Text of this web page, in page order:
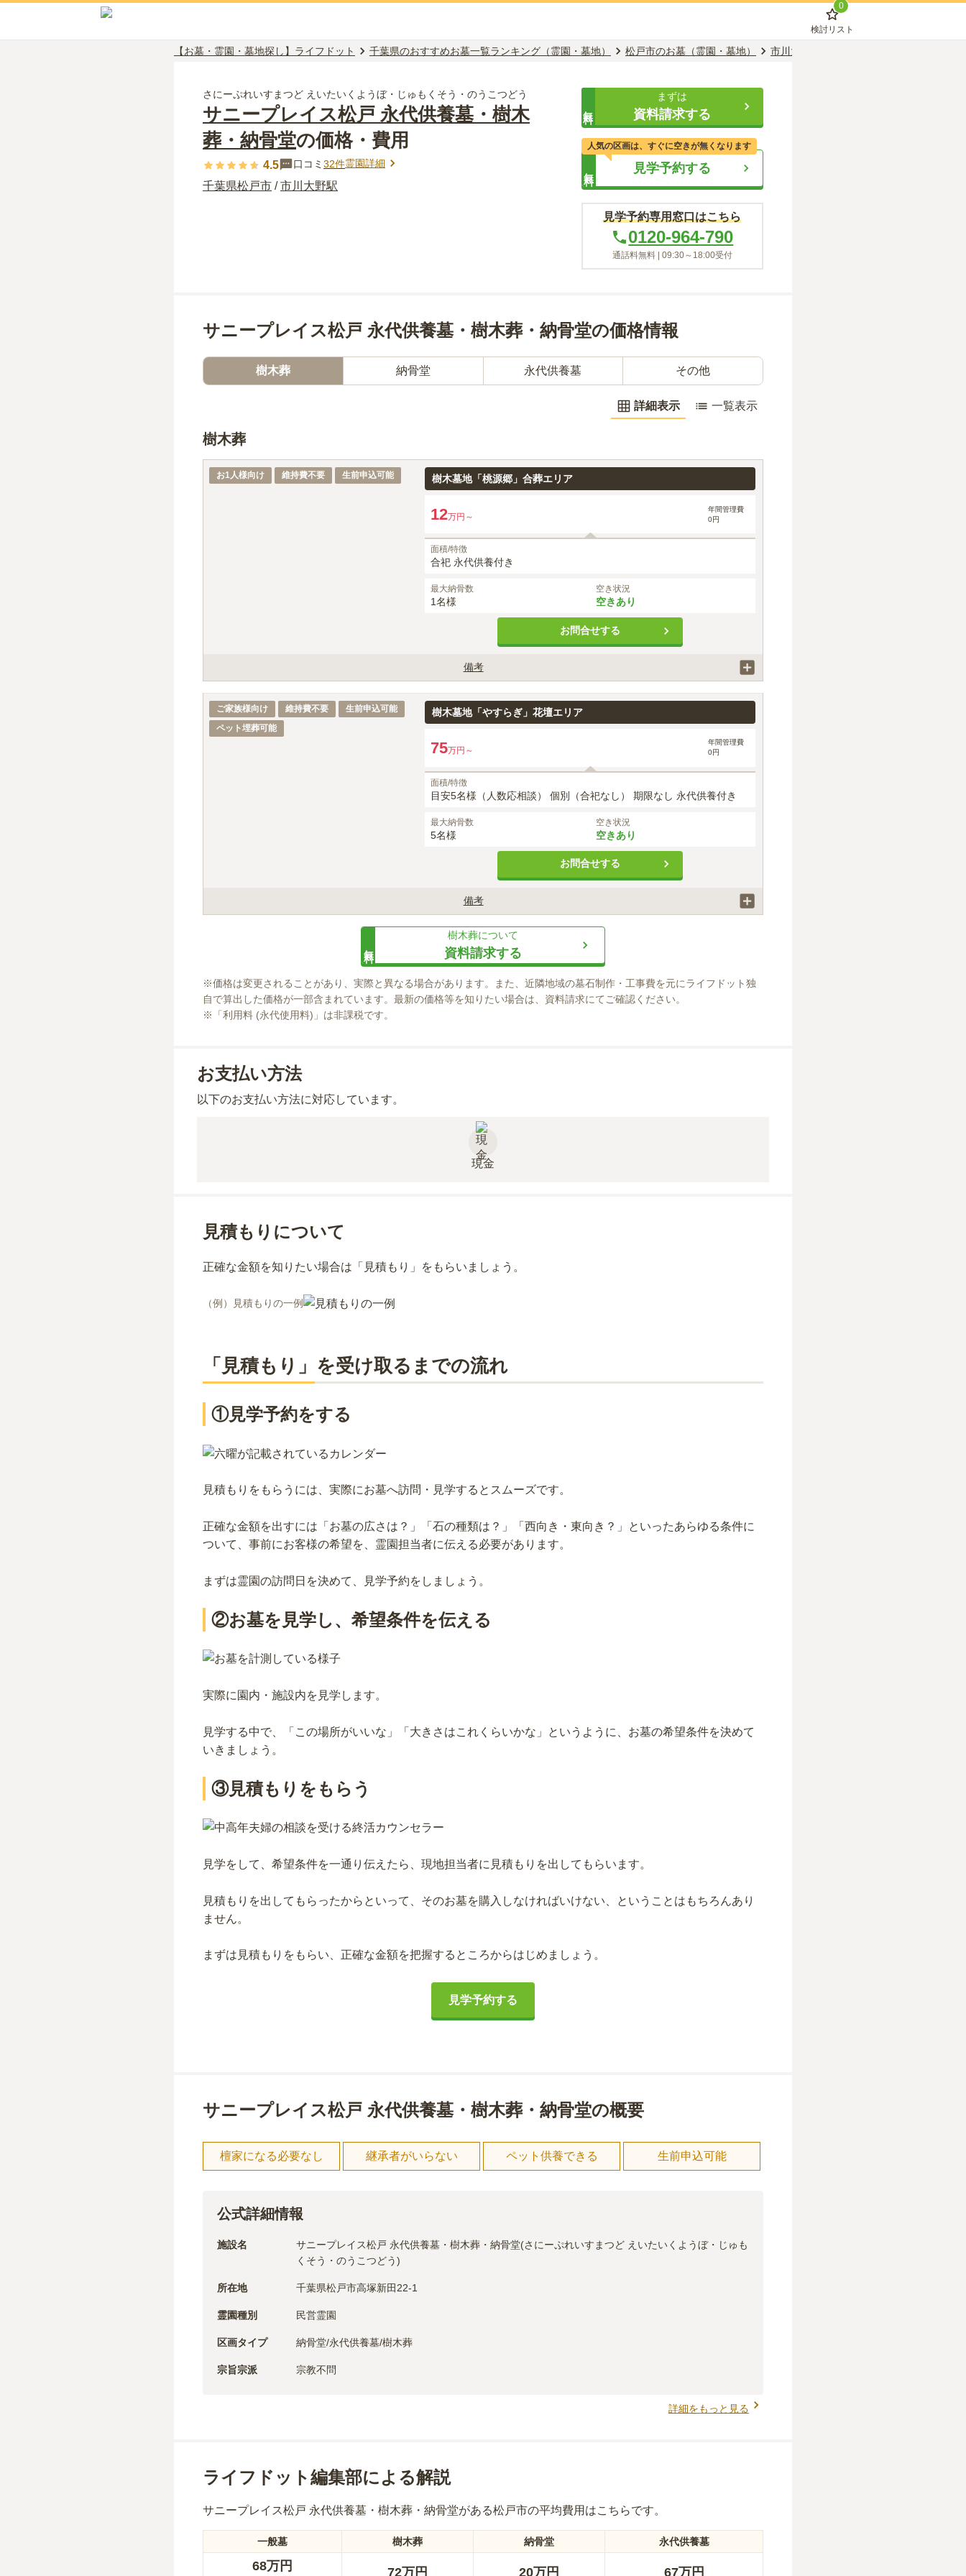
0
検討リスト
【お墓・霊園・墓地探し】ライフドット 千葉県のおすすめお墓一覧ランキング（霊園・墓地） 松戸市のお墓（霊園・墓地） 市川大野駅のお墓（霊園・墓地）
さにーぷれいすまつど えいたいくようぼ・じゅもくそう・のうこつどう
サニープレイス松戸 永代供養墓・樹木
葬・納骨堂の価格・費用
4.5 口コミ 32件霊園詳細
千葉県松戸市 /市川大野駅
まずは
資料請求する
見学予約する
人気の区画は、すぐに空きが無くなります
見学予約専用窓口はこちら
0120-964-790
通話料無料 | 09:30～18:00受付
サニープレイス松戸 永代供養墓・樹木葬・納骨堂の価格情報
樹木葬 納骨堂 永代供養墓 その他
詳細表示 一覧表示
樹木葬
1名あたりの価格
お1人様向け 維持費不要 生前申込可能 樹木墓地「桃源郷」合葬エリア
12万円～
年間管理費
0円
面積/特徴
合祀 永代供養付き
最大納骨数
1名様
空き状況
空きあり
お問合せする
備考
墓誌にお名前と没年月日を彫刻することができます。
自然の土に還る「自然葬」のお墓です。
約15万円～
ご家族様向け 維持費不要
生前申込可能
ペット埋葬可能
樹木墓地「やすらぎ」花壇エリア
75万円～
年間管理費
0円
面積/特徴
目安5名様（人数応相談） 個別（合祀なし） 期限なし 永代供養付き
最大納骨数
5名様
空き状況
空きあり
お問合せする
備考
樹木葬について
資料請求する
※価格は変更されることがあり、実際と異なる場合があります。また、近隣地域の墓石制作・工事費を元にライフドット独
自で算出した価格が一部含まれています。最新の価格等を知りたい場合は、資料請求にてご確認ください。
※「利用料 (永代使用料)」は非課税です。
お支払い方法
以下のお支払い方法に対応しています。
現金
見積もりについて
正確な金額を知りたい場合は「見積もり」をもらいましょう。
（例）見積もりの一例
「見積もり」を受け取るまでの流れ
①見学予約をする
見積もりをもらうには、実際にお墓へ訪問・見学するとスムーズです。
正確な金額を出すには「お墓の広さは？」「石の種類は？」「西向き・東向き？」といったあらゆる条件に
ついて、事前にお客様の希望を、霊園担当者に伝える必要があります。
まずは霊園の訪問日を決めて、見学予約をしましょう。
②お墓を見学し、希望条件を伝える
実際に園内・施設内を見学します。
見学する中で、「この場所がいいな」「大きさはこれくらいかな」というように、お墓の希望条件を決めて
いきましょう。
③見積もりをもらう
見学をして、希望条件を一通り伝えたら、現地担当者に見積もりを出してもらいます。
見積もりを出してもらったからといって、そのお墓を購入しなければいけない、ということはもちろんあり
ません。
まずは見積もりをもらい、正確な金額を把握するところからはじめましょう。
見学予約する
サニープレイス松戸 永代供養墓・樹木葬・納骨堂の概要
檀家になる必要なし 継承者がいらない ペット供養できる 生前申込可能
公式詳細情報
施設名
サニープレイス松戸 永代供養墓・樹木葬・納骨堂(さにーぷれいすまつど えいたいくようぼ・じゅも
くそう・のうこつどう)
所在地 千葉県松戸市高塚新田22-1
霊園種別 民営霊園
区画タイプ 納骨堂/永代供養墓/樹木葬
宗旨宗派 宗教不問
詳細をもっと見る
ライフドット編集部による解説
サニープレイス松戸 永代供養墓・樹木葬・納骨堂がある松戸市の平均費用はこちらです。
一般墓 樹木葬 納骨堂 永代供養墓
68万円 72万円 20万円 67万円